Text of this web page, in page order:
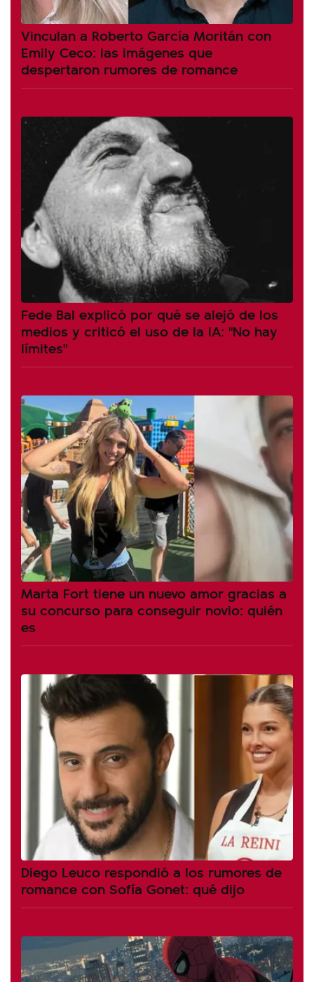
Vinculan a Roberto García Moritán con
Emily Ceco: las imágenes que
despertaron rumores de romance
Fede Bal explicó por qué se alejó de los
medios y criticó el uso de la IA: "No hay
límites"
Marta Fort tiene un nuevo amor gracias a
su concurso para conseguir novio: quién
es
Diego Leuco respondió a los rumores de
romance con Sofía Gonet: qué dijo